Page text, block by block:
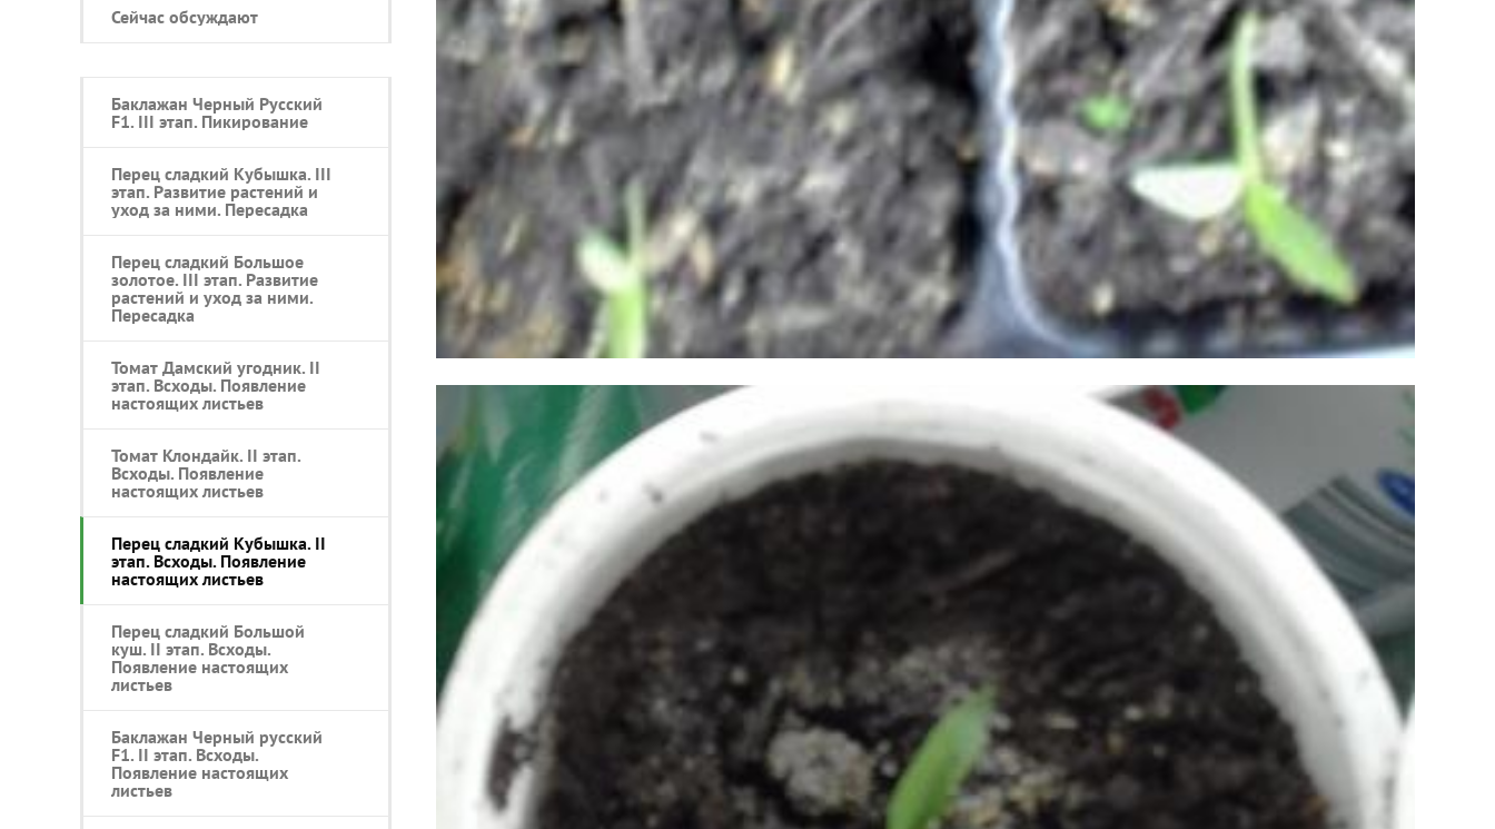
Сейчас обсуждают
Баклажан Черный Русский
F1. III этап. Пикирование
Перец сладкий Кубышка. III
этап. Развитие растений и
уход за ними. Пересадка
Перец сладкий Большое
золотое. III этап. Развитие
растений и уход за ними.
Пересадка
Томат Дамский угодник. II
этап. Всходы. Появление
настоящих листьев
Томат Клондайк. II этап.
Всходы. Появление
настоящих листьев
Перец сладкий Кубышка. II
этап. Всходы. Появление
настоящих листьев
Перец сладкий Большой
куш. II этап. Всходы.
Появление настоящих
листьев
Баклажан Черный русский
F1. II этап. Всходы.
Появление настоящих
листьев